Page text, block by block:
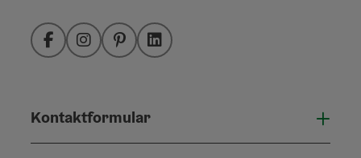
FacebookInstagramPinterestLinkedIn
Kontaktformular